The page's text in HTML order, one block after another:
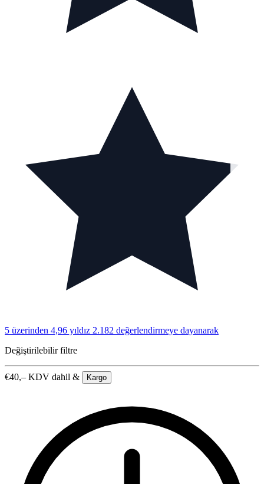
5 üzerinden 4,96 yıldız 2.182 değerlendirmeye dayanarak
Değiştirilebilir filtre
€40,– KDV dahil & Kargo